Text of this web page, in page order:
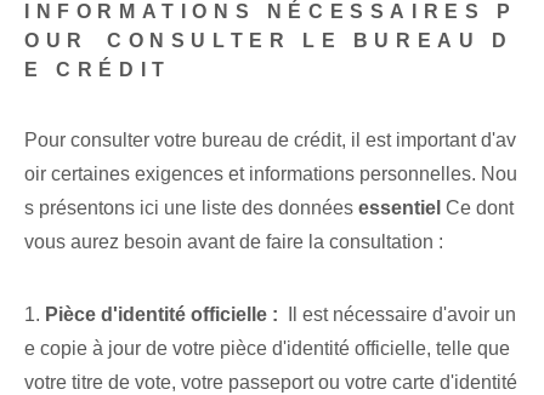
INFORMATIONS NÉCESSAIRES P
OUR⁢ CONSULTER LE BUREAU D
E CRÉDIT
Pour consulter votre bureau de crédit, il est important d'av
oir certaines exigences et informations personnelles. Nou
s présentons ici⁢ une liste des données essentiel Ce dont
vous aurez besoin avant de faire la consultation :
1. Pièce d'identité officielle : ​ Il est nécessaire d'avoir un
e copie à jour de votre pièce d'identité officielle, telle que
votre titre de vote, votre passeport ou votre carte d'identité